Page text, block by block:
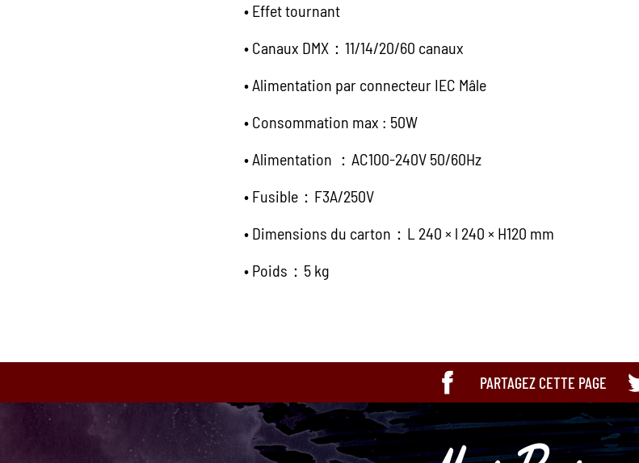
• Effet tournant
• Canaux DMX：11/14/20/60 canaux
• Alimentation par connecteur IEC Mâle
• Consommation max : 50W
• Alimentation ：AC100-240V 50/60Hz
• Fusible：F3A/250V
• Dimensions du carton：L 240 × l 240 × H120 mm
• Poids：5 kg
PARTAGEZ CETTE PAGE